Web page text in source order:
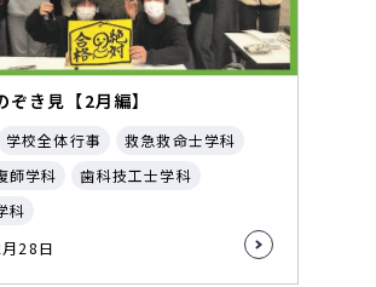
ぞき見【2月編】
学校全体行事
救急救命士学科
師学科
歯科技工士学科
科
28日